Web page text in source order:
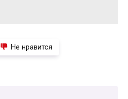
Не нравится